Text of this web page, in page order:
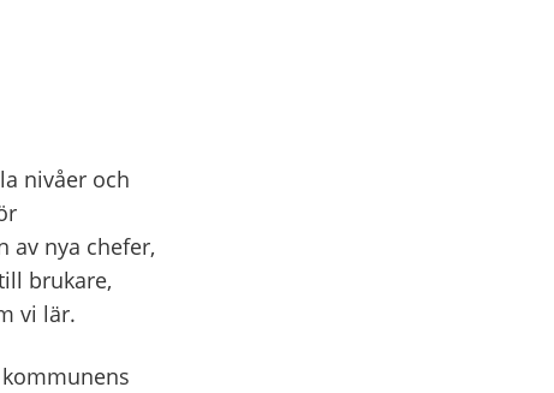
nivåer och
av nya chefer,
brukare,
vi lär.